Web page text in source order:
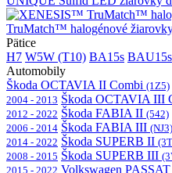
TruMatch™ halogénové
Pätice
H7 W5W (T10) BA15s BAU15s
Automobily
Škoda OCTAVIA II Combi (1Z5)
2004 - 2013 Škoda OCTAVIA III
2012 - 2022 Škoda FABIA II (542)
2006 - 2014 Škoda FABIA III (NJ3)
2014 - 2022 Škoda SUPERB II
2008 - 2015 Škoda SUPERB III
2015 - 2022 Volkswagen